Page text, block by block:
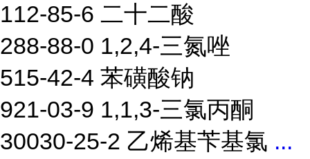
112-85-6 二十二酸
288-88-0 1,2,4-三氮唑
515-42-4 苯磺酸钠
921-03-9 1,1,3-三氯丙酮
30030-25-2 乙烯基苄基氯 ...